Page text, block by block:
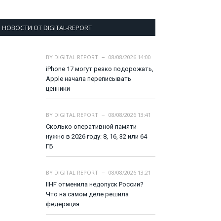
НОВОСТИ ОТ DIGITAL-REPORT
BY DIGITAL REPORT
08/08/2026 14:00
iPhone 17 могут резко подорожать,
Apple начала переписывать
ценники
BY DIGITAL REPORT
08/08/2026 13:41
Сколько оперативной памяти
нужно в 2026 году: 8, 16, 32 или 64
ГБ
BY DIGITAL REPORT
08/08/2026 13:21
IIHF отменила недопуск России?
Что на самом деле решила
федерация